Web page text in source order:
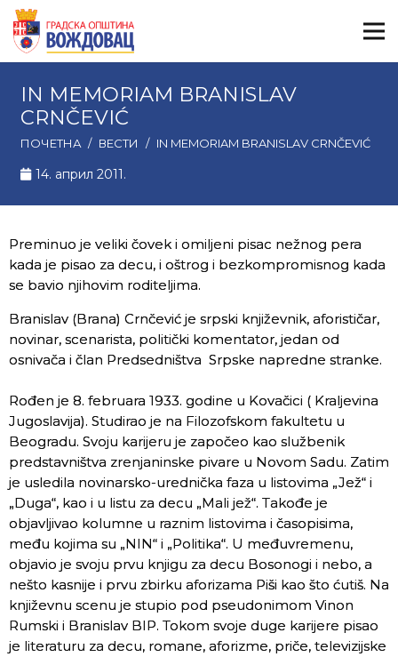
IN MEMORIAM BRANISLAV
CRNČEVIĆ
ПОЧЕТНА / ВЕСТИ / IN MEMORIAM BRANISLAV CRNČEVIĆ
14. април 2011.
Preminuo je veliki čovek i omiljeni pisac nežnog pera
kada je pisao za decu, i oštrog i bezkompromisnog kada
se bavio njihovim roditeljima.
Branislav (Brana) Crnčević je srpski književnik, aforističar,
novinar, scenarista, politički komentator, jedan od
osnivača i član Predsedništva Srpske napredne stranke.
Rođen je 8. februara 1933. godine u Kovačici ( Kraljevina
Jugoslavija). Studirao je na Filozofskom fakultetu u
Beogradu. Svoju karijeru je započeo kao službenik
predstavništva zrenjaninske pivare u Novom Sadu. Zatim
je usledila novinarsko-urednička faza u listovima „Jež“ i
„Duga“, kao i u listu za decu „Mali jež“. Takođe je
objavljivao kolumne u raznim listovima i časopisima,
među kojima su „NIN“ i „Politika“. U međuvremenu,
objavio je svoju prvu knjigu za decu Bosonogi i nebo, a
nešto kasnije i prvu zbirku aforizama Piši kao što ćutiš. Na
književnu scenu je stupio pod pseudonimom Vinon
Rumski i Branislav BIP. Tokom svoje duge karijere pisao
je literaturu za decu, romane, aforizme, priče, televizijske